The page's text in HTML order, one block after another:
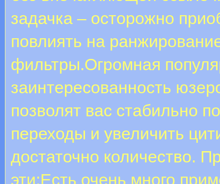
задачка – осторожно
повлиять на
фильтры.Огромная
заинтересованность
позволят вас стабильно
переходы и увеличить
достаточно количество.
эти:Есть очень много